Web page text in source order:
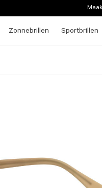
Zonnebrillen Sportbrillen